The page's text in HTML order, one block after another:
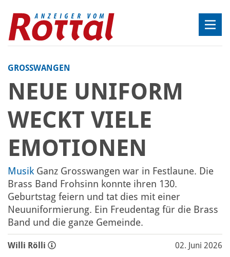
GROSSWANGEN
NEUE UNIFORM
WECKT VIELE
EMOTIONEN
Musik Ganz Grosswangen war in Festlaune. Die
Brass Band Frohsinn konnte ihren 130.
Geburtstag feiern und tat dies mit einer
Neuuniformierung. Ein Freudentag für die Brass
Band und die ganze Gemeinde.
Willi Rölli 02. Juni 2026